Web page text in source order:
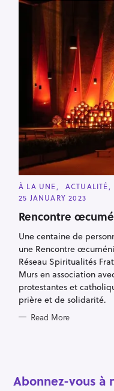
C
A
T
G
R
I
E
S
À LA UNE ACTUALITÉ
25 JANUARY 2023
Rencontre
Une centaine de
une Rencontre
Réseau Spiritualités
Murs en association
protestantes et
prière et de solidarité.
Read More
Abonnez-vous à
S
e
a
r
h
o
r
: